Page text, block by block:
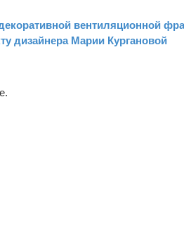
вентиляционной
дизайнера Марии Кургановой